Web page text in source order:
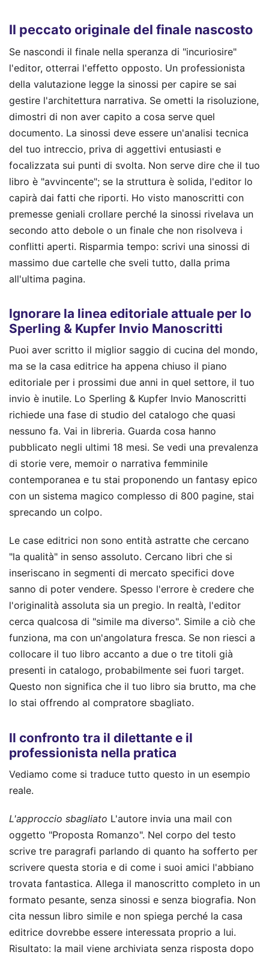
Il peccato originale del finale nascosto
Se nascondi il finale nella speranza di "incuriosire"
l'editor, otterrai l'effetto opposto. Un professionista
della valutazione legge la sinossi per capire se sai
gestire l'architettura narrativa. Se ometti la risoluzione,
dimostri di non aver capito a cosa serve quel
documento. La sinossi deve essere un'analisi tecnica
del tuo intreccio, priva di aggettivi entusiasti e
focalizzata sui punti di svolta. Non serve dire che il tuo
libro è "avvincente"; se la struttura è solida, l'editor lo
capirà dai fatti che riporti. Ho visto manoscritti con
premesse geniali crollare perché la sinossi rivelava un
secondo atto debole o un finale che non risolveva i
conflitti aperti. Risparmia tempo: scrivi una sinossi di
massimo due cartelle che sveli tutto, dalla prima
all'ultima pagina.
Ignorare la linea editoriale attuale per lo
Sperling & Kupfer Invio Manoscritti
Puoi aver scritto il miglior saggio di cucina del mondo,
ma se la casa editrice ha appena chiuso il piano
editoriale per i prossimi due anni in quel settore, il tuo
invio è inutile. Lo Sperling & Kupfer Invio Manoscritti
richiede una fase di studio del catalogo che quasi
nessuno fa. Vai in libreria. Guarda cosa hanno
pubblicato negli ultimi 18 mesi. Se vedi una prevalenza
di storie vere, memoir o narrativa femminile
contemporanea e tu stai proponendo un fantasy epico
con un sistema magico complesso di 800 pagine, stai
sprecando un colpo.
Le case editrici non sono entità astratte che cercano
"la qualità" in senso assoluto. Cercano libri che si
inseriscano in segmenti di mercato specifici dove
sanno di poter vendere. Spesso l'errore è credere che
l'originalità assoluta sia un pregio. In realtà, l'editor
cerca qualcosa di "simile ma diverso". Simile a ciò che
funziona, ma con un'angolatura fresca. Se non riesci a
collocare il tuo libro accanto a due o tre titoli già
presenti in catalogo, probabilmente sei fuori target.
Questo non significa che il tuo libro sia brutto, ma che
lo stai offrendo al compratore sbagliato.
Il confronto tra il dilettante e il
professionista nella pratica
Vediamo come si traduce tutto questo in un esempio
reale.
L'approccio sbagliato L'autore invia una mail con
oggetto "Proposta Romanzo". Nel corpo del testo
scrive tre paragrafi parlando di quanto ha sofferto per
scrivere questa storia e di come i suoi amici l'abbiano
trovata fantastica. Allega il manoscritto completo in un
formato pesante, senza sinossi e senza biografia. Non
cita nessun libro simile e non spiega perché la casa
editrice dovrebbe essere interessata proprio a lui.
Risultato: la mail viene archiviata senza risposta dopo